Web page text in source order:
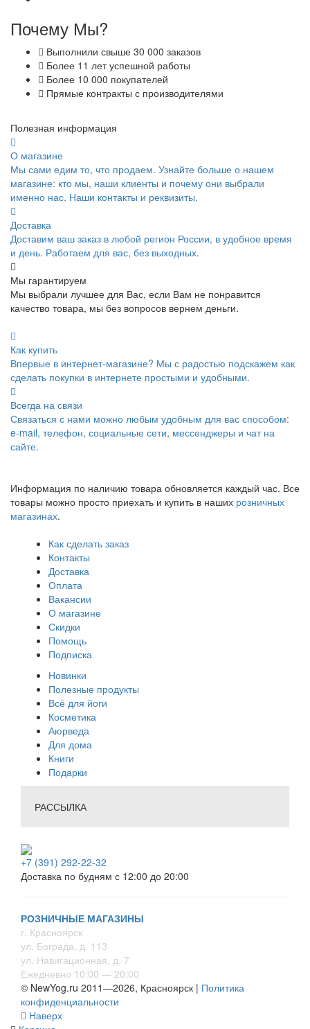
Почему Мы?
Выполнили свыше 30 000 заказов
Более 11 лет успешной работы
Более 10 000 покупателей
Прямые контракты с производителями
Полезная информация
О магазине
Мы сами едим то, что продаем. Узнайте больше о нашем
магазине: кто мы, наши клиенты и почему они выбрали
именно нас. Наши контакты и реквизиты.
Доставка
Доставим ваш заказ в любой регион России, в удобное время
и день. Работаем для вас, без выходных.
Мы гарантируем
Мы выбрали лучшее для Вас, если Вам не понравится
качество товара, мы без вопросов вернем деньги.
Как купить
Впервые в интернет-магазине? Мы с радостью подскажем как
сделать покупки в интернете простыми и удобными.
Всегда на связи
Связаться с нами можно любым удобным для вас способом:
e-mail, телефон, социальные сети, мессенджеры и чат на
сайте.
Информация по наличию товара обновляется каждый час. Все
товары можно просто приехать и купить в наших розничных
магазинах.
Как сделать заказ
Контакты
Доставка
Оплата
Вакансии
О магазине
Скидки
Помощь
Подписка
Новинки
Полезные продукты
Всё для йоги
Косметика
Аюрведа
Для дома
Книги
Подарки
РАССЫЛКА
+7 (391) 292-22-32
Доставка по будням с 12:00 до 20:00
РОЗНИЧНЫЕ МАГАЗИНЫ
г. Красноярск
ул. Бограда, д. 113
ул. Навигационная, д. 7
Ежедневно 10:00 — 20:00
© NewYog.ru 2011—2026, Красноярск | Политика
конфиденциальности
Наверх